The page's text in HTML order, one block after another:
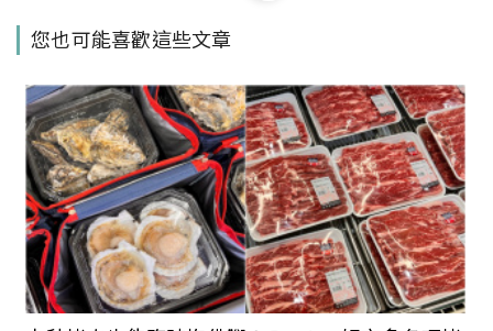
年無名老店，麻辣臭豆腐、料多麵線羹，
善導寺 忠青商行｜不用特地下台南，台北
也吃得到美味蝦仁飯，文青飯館銅板價美
味！
5間星期天也吃得到的萬華排隊美食！鮮榨
甘蔗汁好消暑，古早味涼粉伯、必比登庶
您也可能喜歡這些文章